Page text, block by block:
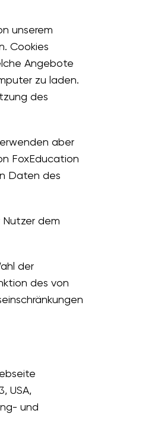
unserem
Cookies
Angebote
zu laden.
des
aber
FoxEducation
Daten des
dem
der
des von
USA,
und